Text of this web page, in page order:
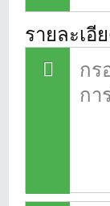
รายละเอี